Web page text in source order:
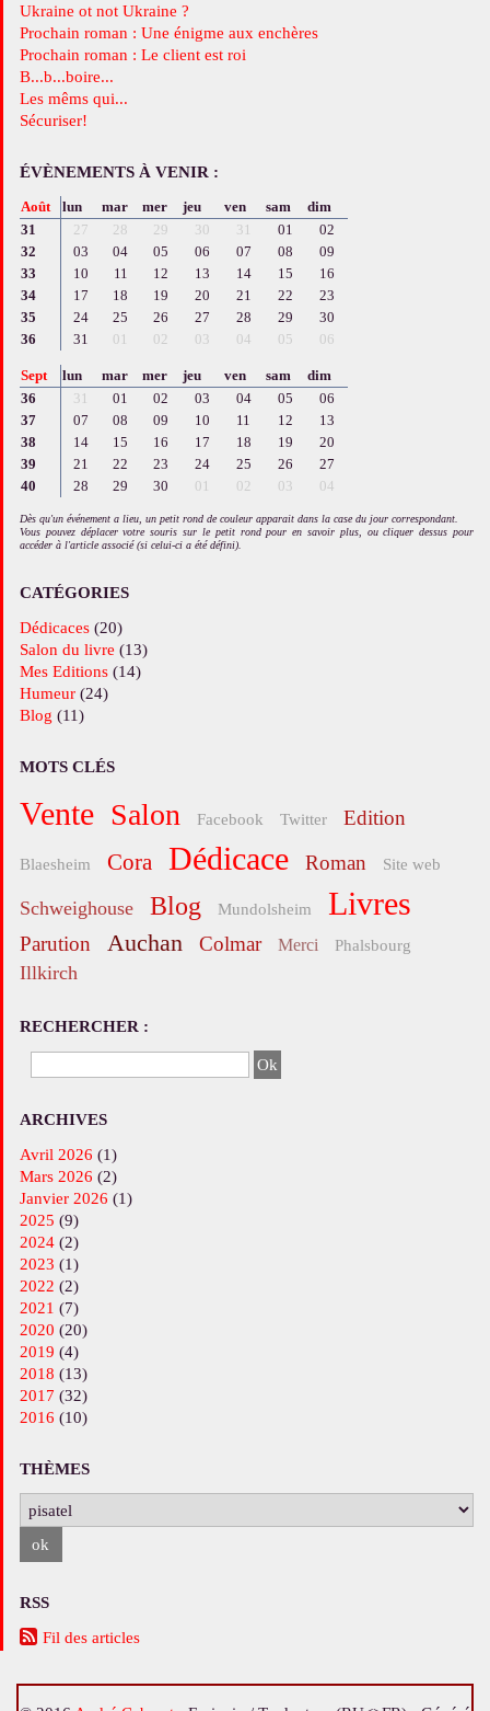
Ukraine ot not Ukraine ?
Prochain roman : Une énigme aux enchères
Prochain roman : Le client est roi
B...b...boire...
Les mêms qui...
Sécuriser!
ÉVÈNEMENTS À VENIR :
Août lun mar mer jeu ven sam
dim
31
27 28 29 30 31 01
02
32
03 04 05 06 07 08
09
33
10 11 12 13 14 15
16
34
17 18 19 20 21 22
23
35
24 25 26 27 28 29
30
36
31 01 02 03 04 05 06
Sept lun mar mer jeu ven sam
dim
36
31 01 02 03 04 05
06
37
07 08 09 10 11 12
13
38
14 15 16 17 18 19
20
39
21 22 23 24 25 26
27
40
28 29 30 01 02 03 04
Dès qu'un événement a lieu, un petit rond de couleur apparait dans la case du jour correspondant.
Vous pouvez déplacer votre souris sur le petit rond pour en savoir plus, ou cliquer dessus pour
accéder à l'article associé (si celui-ci a été défini).
CATÉGORIES
Dédicaces(20)
Salon du livre (13)
Mes Editions(14)
Humeur(24)
Blog (11)
MOTS CLÉS
vente salon facebook twitter edition
Blaesheim Cora Dédicace roman site web
Schweighouse blog Mundolsheim livres
parution Auchan Colmar merci Phalsbourg
Illkirch
RECHERCHER :
ARCHIVES
avril 2026 (1)
mars 2026 (2)
janvier 2026 (1)
2025 (9)
2024(2)
2023 (1)
2022 (2)
2021 (7)
2020 (20)
2019 (4)
2018 (13)
2017 (32)
2016 (10)
THÈMES
RSS
Fil des articles